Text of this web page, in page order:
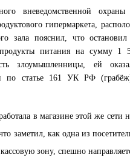
вневедомственной
гипермаркета,
зала пояснил, что остановил
питания на сумму 1
злоумышленницы, ей
по статье 161 УК РФ
в магазине этой же сети
заметил, как одна из
зону, спешно